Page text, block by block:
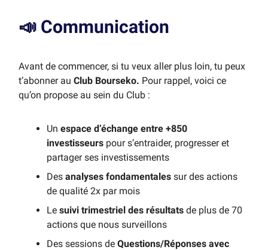
📣 Communication
Avant de commencer, si tu veux aller plus loin, tu peux
t’abonner au Club Bourseko. Pour rappel, voici ce
qu’on propose au sein du Club :
Un espace d’échange entre +850
investisseurs pour s’entraider, progresser et
partager ses investissements
Des analyses fondamentales sur des actions
de qualité 2x par mois
Le suivi trimestriel des résultats de plus de 70
actions que nous surveillons
Des sessions de Questions/Réponses avec